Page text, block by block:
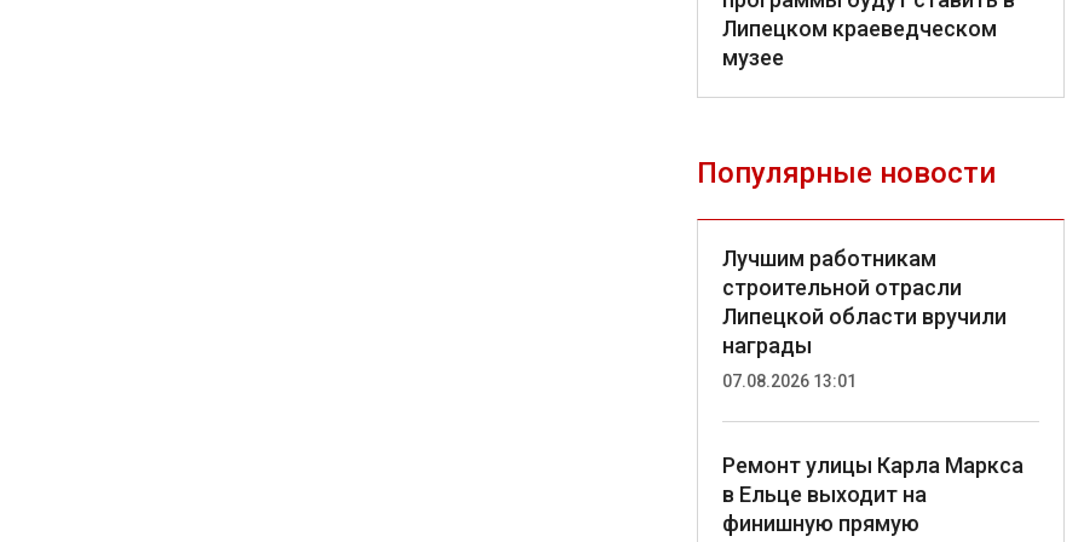
Липецком краеведческом
музее
Популярные новости
Лучшим работникам
строительной отрасли
Липецкой области вручили
награды
07.08.2026 13:01
Ремонт улицы Карла Маркса
в Ельце выходит на
финишную прямую